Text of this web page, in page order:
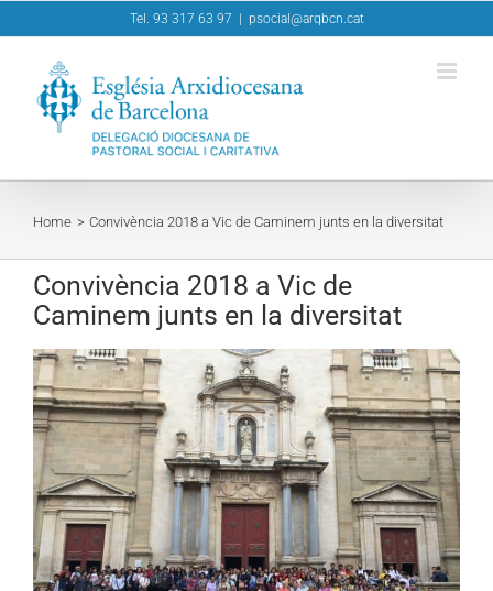
to
Tel. 93 317 63 97 psocial@arqbcn.cat
Home Convivència 2018 a Vic de Caminem junts en la diversitat
Convivència 2018 a Vic de
Caminem junts en la diversitat
View
Larger
Image